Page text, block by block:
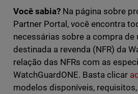
Você sabia?Na página sobre
Partner Portal, você encontra
necessárias sobre a compra de
destinada a revenda (NFR) da
relação das NFRs com as
WatchGuardONE. Basta clicar
modelos disponíveis,